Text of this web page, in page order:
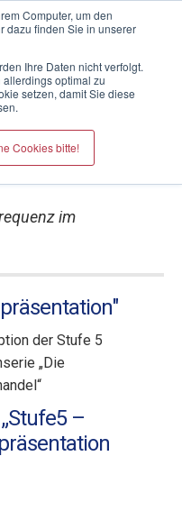
Computer, um den
dazu finden Sie in unserer
Ihre Daten nicht verfolgt.
optimal zu
setzen, damit Sie diese
Cookies bitte!
Thomas Witt
für
im
der Stufe 5
„Die
–